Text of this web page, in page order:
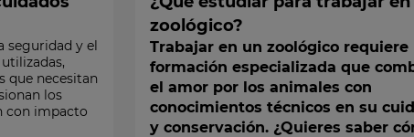
seguridad y el
que necesitan
los
con impacto
zoológico?
Trabajar en un zoológico requiere
formación especializada que
el amor por los animales con
conocimientos técnicos en su
y conservación. ¿Quieres saber